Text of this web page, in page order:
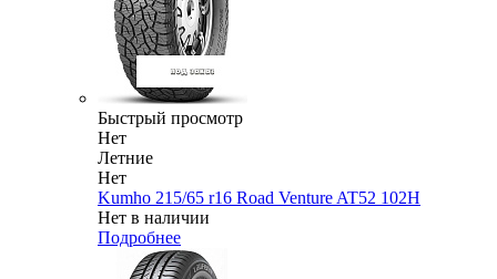
Быстрый просмотр
Нет
Летние
Нет
Kumho 215/65 r16 Road Venture AT52 102H
Нет в наличии
Подробнее